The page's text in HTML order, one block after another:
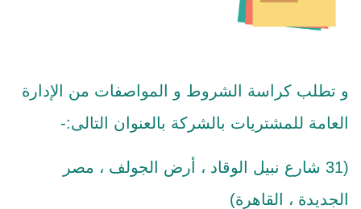
و تطلب كراسة الشروط و المواصفات من الإدارة
العامة للمشتريات بالشركة بالعنوان التالى:-
(31 شارع نبيل الوقاد ، أرض الجولف ، مصر
الجديدة ، القاهرة)